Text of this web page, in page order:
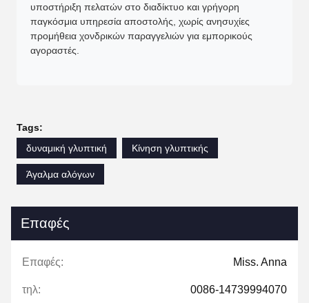
υποστήριξη πελατών στο διαδίκτυο και γρήγορη
παγκόσμια υπηρεσία αποστολής, χωρίς ανησυχίες
προμήθεια χονδρικών παραγγελιών για εμπορικούς
αγοραστές.
Tags:
δυναμική γλυπτική
Κίνηση γλυπτικής
Άγαλμα αλόγων
Επαφές
Επαφές: Miss. Anna
τηλ: 0086-14739994070